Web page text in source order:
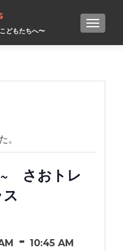
どもたちへ〜
。
さおトレ
ス
- 10:45 AM